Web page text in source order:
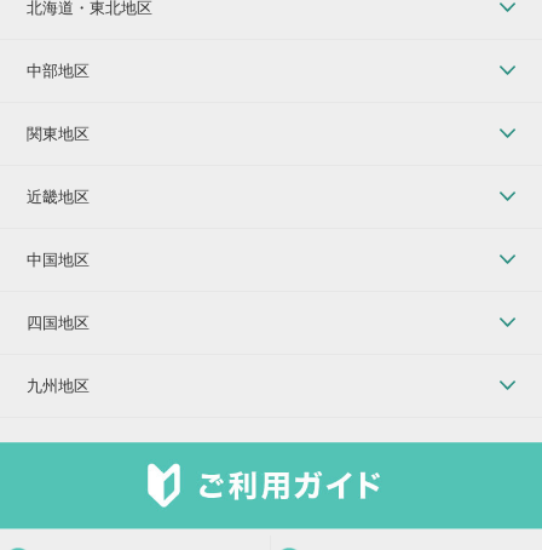
北海道・東北地区
中部地区
関東地区
近畿地区
中国地区
四国地区
九州地区